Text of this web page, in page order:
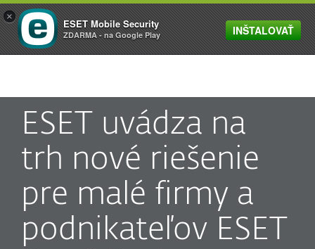
MENU
ESET uvádza na
trh nové riešenie
pre malé firmy a
podnikateľov ESET
×
ESET Mobile Security
ZDARMA - na Google Play INŠTALOVAŤ